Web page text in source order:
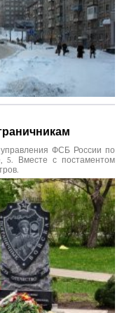
ФСБ России по
5. Вместе с постаментом